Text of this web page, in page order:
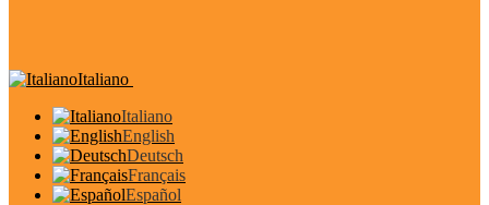
Italiano
Italiano
English
Deutsch
Français
Español